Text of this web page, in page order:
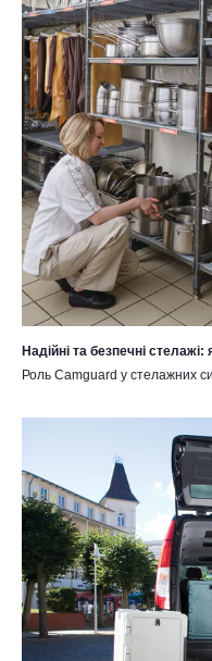
Надійні та безпечні
Роль Camguard у стелажних